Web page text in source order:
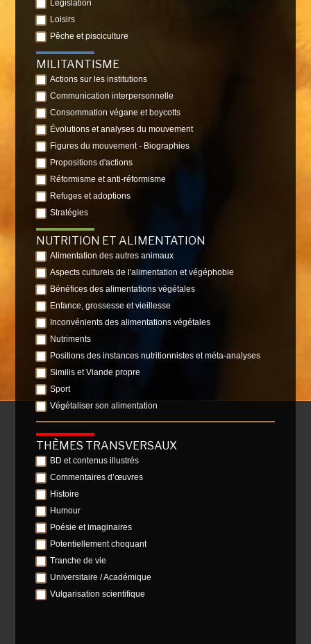
Législation
Loisirs
Pêche et pisciculture
MILITANTISME
Actions sur les institutions
Communication interpersonnelle
Consommation végane et boycotts
Évolutions et analyses du mouvement
Figures du mouvement - Biographies
Propositions d'actions
Réformisme et anti-réformisme
Refuges et adoptions
Stratégies
NUTRITION ET ALIMENTATION
Alimentation des autres animaux
Aspects culturels de l'alimentation et végéphobie
Bénéfices des alimentations végétales
Enfance, grossesse et vieillesse
Inconvénients des alimentations végétales
Nutriments
Positions des instances nutritionnistes et méta-analyses
Similis et Viande propre
Sport
Végétaliser son alimentation
THÈMES TRANSVERSAUX
BD et contenus illustrés
Commentaires d’œuvres
Histoire
Humour
Poésie et imaginaires
Potentiellement choquant
Tranche de vie
Universitaire / Académique
Vulgarisation scientifique